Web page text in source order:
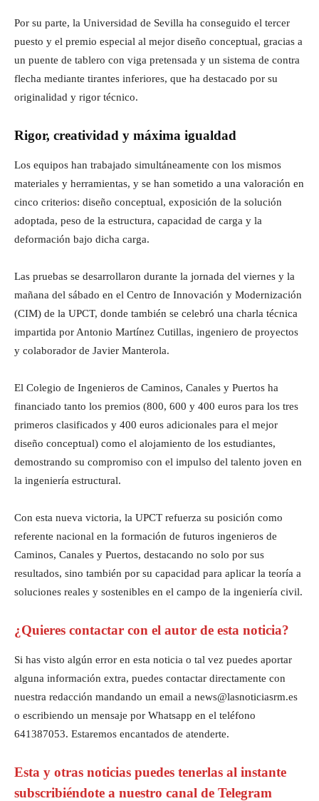
Por su parte, la Universidad de Sevilla ha conseguido el tercer
puesto y el premio especial al mejor diseño conceptual, gracias a
un puente de tablero con viga pretensada y un sistema de contra
flecha mediante tirantes inferiores, que ha destacado por su
originalidad y rigor técnico.
Rigor, creatividad y máxima igualdad
Los equipos han trabajado simultáneamente con los mismos
materiales y herramientas, y se han sometido a una valoración en
cinco criterios: diseño conceptual, exposición de la solución
adoptada, peso de la estructura, capacidad de carga y la
deformación bajo dicha carga.
Las pruebas se desarrollaron durante la jornada del viernes y la
mañana del sábado en el Centro de Innovación y Modernización
(CIM) de la UPCT, donde también se celebró una charla técnica
impartida por Antonio Martínez Cutillas, ingeniero de proyectos
y colaborador de Javier Manterola.
El Colegio de Ingenieros de Caminos, Canales y Puertos ha
financiado tanto los premios (800, 600 y 400 euros para los tres
primeros clasificados y 400 euros adicionales para el mejor
diseño conceptual) como el alojamiento de los estudiantes,
demostrando su compromiso con el impulso del talento joven en
la ingeniería estructural.
Con esta nueva victoria, la UPCT refuerza su posición como
referente nacional en la formación de futuros ingenieros de
Caminos, Canales y Puertos, destacando no solo por sus
resultados, sino también por su capacidad para aplicar la teoría a
soluciones reales y sostenibles en el campo de la ingeniería civil.
¿Quieres contactar con el autor de esta noticia?
Si has visto algún error en esta noticia o tal vez puedes aportar
alguna información extra, puedes contactar directamente con
nuestra redacción mandando un email a news@lasnoticiasrm.es
o escribiendo un mensaje por Whatsapp en el teléfono
641387053. Estaremos encantados de atenderte.
Esta y otras noticias puedes tenerlas al instante
subscribiéndote a nuestro canal de Telegram